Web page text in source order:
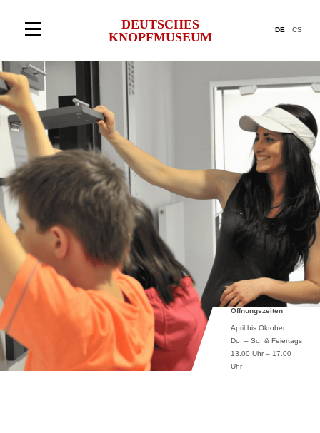
Öffnungszeiten
April bis Oktober
Do. – So. & Feiertags
13.00 Uhr – 17.00
Uhr
DEUTSCHES
KNOPFMUSEUM
DE CS